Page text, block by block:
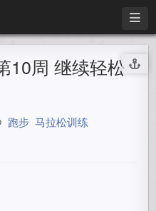
10周 继续轻松
跑步 马拉松训练